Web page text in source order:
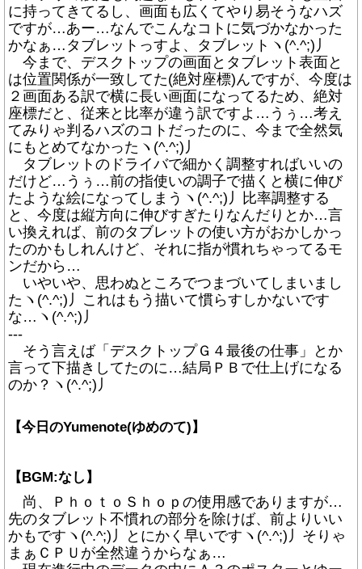
に持ってきてるし、画面も広くてやり易そうなハズ
ですが…あー…なんでこんなコトに気づかなかった
かなぁ…タブレットっすよ、タブレットヽ(^.^;)丿
今まで、デスクトップの画面とタブレット表面と
は位置関係が一致してた(絶対座標)んですが、今度は
２画面ある訳で横に長い画面になってるため、絶対
座標だと、従来と比率が違う訳ですよ…うぅ…考え
てみりゃ判るハズのコトだったのに、今まで全然気
にもとめてなかったヽ(^.^;)丿
タブレットのドライバで細かく調整すればいいの
だけど…うぅ…前の指使いの調子で描くと横に伸び
たような絵になってしまうヽ(^.^;)丿比率調整する
と、今度は縦方向に伸びすぎたりなんだりとか…言
い換えれば、前のタブレットの使い方がおかしかっ
たのかもしれんけど、それに指が慣れちゃってるモ
ンだから…
いやいや、思わぬところでつまづいてしまいまし
たヽ(^.^;)丿これはもう描いて慣らすしかないです
な…ヽ(^.^;)丿
---
そう言えば「デスクトップＧ４最後の仕事」とか
言って下描きしてたのに…結局ＰＢで仕上げになる
のか？ヽ(^.^;)丿
【今日のYumenote(ゆめのて)】
【BGM:なし】
尚、ＰｈｏｔｏＳｈｏｐの使用感でありますが…
先のタブレット不慣れの部分を除けば、前よりいい
かもですヽ(^.^;)丿とにかく早いですヽ(^.^;)丿そりゃ
まぁＣＰＵが全然違うからなぁ…